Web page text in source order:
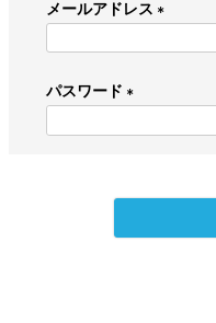
メールアドレス
パスワード